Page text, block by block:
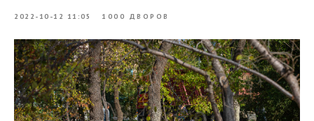
2022-10-12 11:05 1000 ДВОРОВ